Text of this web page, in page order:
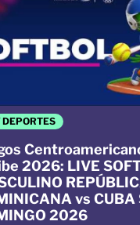
DEPORTES
2026: LIVE
vs CUBA
2026